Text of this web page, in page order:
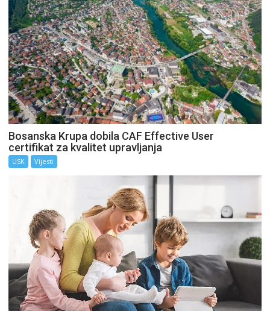
Bosanska Krupa dobila CAF Effective User
certifikat za kvalitet upravljanja
USK Vijesti